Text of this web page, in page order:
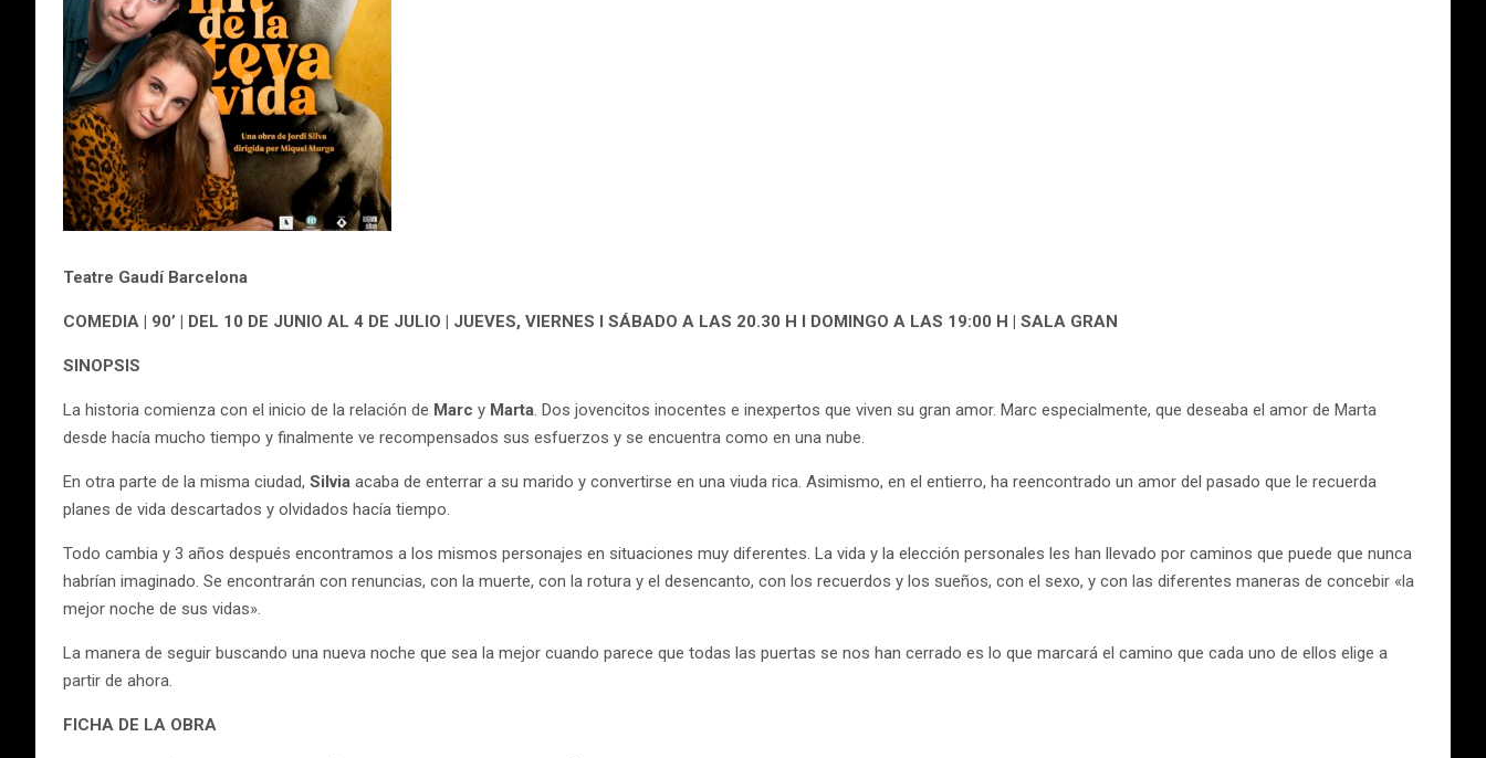
Teatre Gaudí Barcelona
COMEDIA | 90’ | DEL 10 DE JUNIO AL 4 DE JULIO | JUEVES, VIERNES I SÁBADO A LAS 20.30 H I DOMINGO A LAS 19:00 H | SALA GRAN
SINOPSIS
La historia comienza con el inicio de la relación de Marc y Marta. Dos jovencitos inocentes e inexpertos que viven su gran amor. Marc especialmente, que deseaba el amor de Marta
desde hacía mucho tiempo y finalmente ve recompensados sus esfuerzos y se encuentra como en una nube.
En otra parte de la misma ciudad, Silvia acaba de enterrar a su marido y convertirse en una viuda rica. Asimismo, en el entierro, ha reencontrado un amor del pasado que le recuerda
planes de vida descartados y olvidados hacía tiempo.
Todo cambia y 3 años después encontramos a los mismos personajes en situaciones muy diferentes. La vida y la elección personales les han llevado por caminos que puede que nunca
habrían imaginado. Se encontrarán con renuncias, con la muerte, con la rotura y el desencanto, con los recuerdos y los sueños, con el sexo, y con las diferentes maneras de concebir «la
mejor noche de sus vidas».
La manera de seguir buscando una nueva noche que sea la mejor cuando parece que todas las puertas se nos han cerrado es lo que marcará el camino que cada uno de ellos elige a
partir de ahora.
FICHA DE LA OBRA